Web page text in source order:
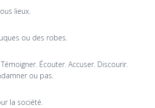
lieux.
ou des robes.
Écouter. Accuser. Discourir.
ou pas.
la société.